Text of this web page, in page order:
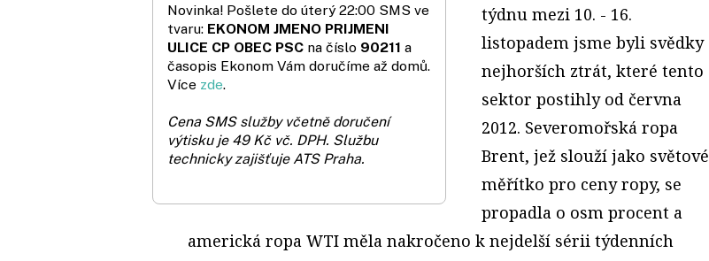
Novinka! Pošlete do úterý 22:00 SMS ve
tvaru: EKONOM JMENO PRIJMENI
ULICE CP OBEC PSC na číslo 90211 a
časopis Ekonom Vám doručíme až domů.
Více zde.
Cena SMS služby včetně doručení
výtisku je 49 Kč vč. DPH. Službu
technicky zajišťuje ATS Praha.
týdnu mezi 10. - 16.
listopadem jsme byli svědky
nejhorších ztrát, které tento
sektor postihly od června
2012. Severomořská ropa
Brent, jež slouží jako světové
měřítko pro ceny ropy, se
propadla o osm procent a
americká ropa WTI měla nakročeno k nejdelší sérii týdenních